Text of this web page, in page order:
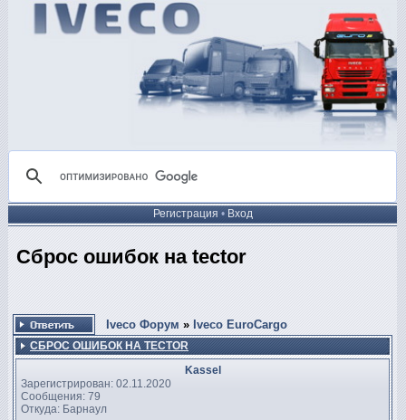
Регистрация • Вход
Сброс ошибок на tector
Iveco Форум » Iveco EuroCargo
СБРОС ОШИБОК НА TECTOR
Kassel
Зарегистрирован: 02.11.2020
Сообщения: 79
Откуда: Барнаул